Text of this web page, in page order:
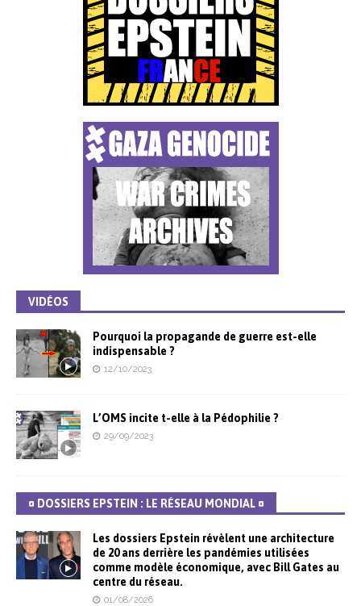
VIDÉOS
Pourquoi la propagande de guerre est-elle
indispensable ?
12/10/2023
L’OMS incite t-elle à la Pédophilie ?
29/09/2023
¤ DOSSIERS EPSTEIN : LE RÉSEAU MONDIAL ¤
Les dossiers Epstein révèlent une architecture
de 20 ans derrière les pandémies utilisées
comme modèle économique, avec Bill Gates au
centre du réseau.
01/08/2026